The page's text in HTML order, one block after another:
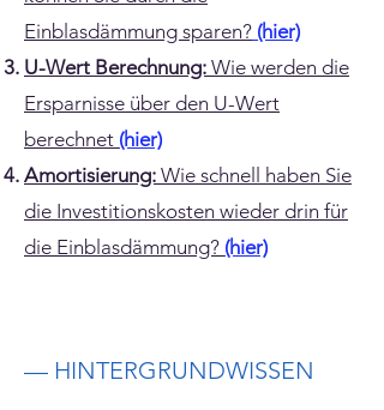
Einblasdämmung sparen? (hier)
U-Wert Berechnung: Wie werden die
Ersparnisse über den U-Wert
berechnet (hier)
Amortisierung: Wie schnell haben Sie
die Investitionskosten wieder drin für
die Einblasdämmung? (hier)
— HINTERGRUNDWISSEN